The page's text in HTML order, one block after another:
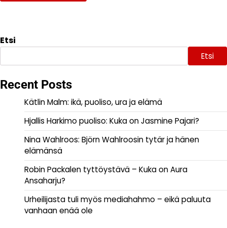
Etsi
Etsi
Recent Posts
Kätlin Malm: ikä, puoliso, ura ja elämä
Hjallis Harkimo puoliso: Kuka on Jasmine Pajari?
Nina Wahlroos: Björn Wahlroosin tytär ja hänen
elämänsä
Robin Packalen tyttöystävä – Kuka on Aura
Ansaharju?
Urheilijasta tuli myös mediahahmo – eikä paluuta
vanhaan enää ole